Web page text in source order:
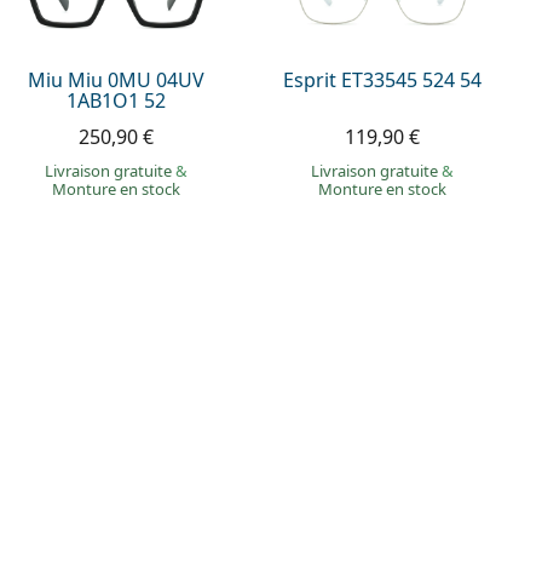
Miu Miu 0MU 04UV
1AB1O1 52
250,90 €
Livraison gratuite&
Monture en stock
Esprit ET33545 524 54
119,90 €
Livraison gratuite&
Monture en stock